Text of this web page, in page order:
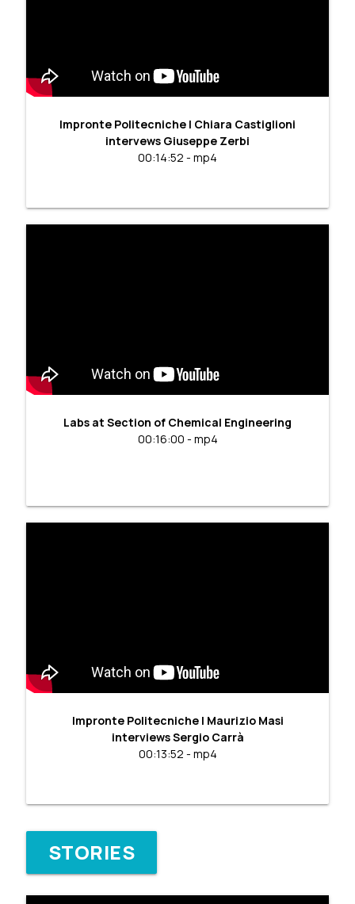
Impronte Politecniche | Chiara Castiglioni
intervews Giuseppe Zerbi
00:14:52 - mp4
Labs at Section of Chemical Engineering
00:16:00 - mp4
Impronte Politecniche | Maurizio Masi
interviews Sergio Carrà
00:13:52 - mp4
STORIES